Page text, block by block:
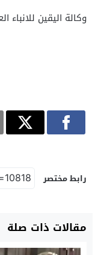
وكالة اليقين للانباء
رابط مختصر
مقالات ذات صلة